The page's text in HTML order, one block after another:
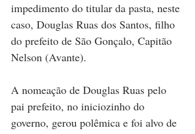
impedimento do titular da pasta, neste
caso, Douglas Ruas dos Santos, filho
do prefeito de São Gonçalo, Capitão
Nelson (Avante).
A nomeação de Douglas Ruas pelo
pai prefeito, no iniciozinho do
governo, gerou polêmica e foi alvo de